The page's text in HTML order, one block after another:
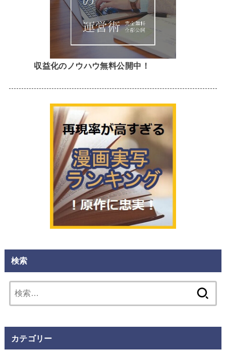
収益化のノウハウ無料公開中！
検索
索:
カテゴリー